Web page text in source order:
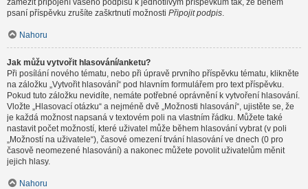
zamezit připojení vašeho podpisu k jednotlivým příspěvkům tak, že během
psaní příspěvku zrušíte zaškrtnutí možnosti Připojit podpis.
Nahoru
Jak můžu vytvořit hlasování/anketu?
Při posílání nového tématu, nebo při úpravě prvního příspěvku tématu, klikněte
na záložku „Vytvořit hlasování“ pod hlavním formulářem pro text příspěvku.
Pokud tuto záložku nevidíte, nemáte potřebné oprávnění k vytvoření hlasování.
Vložte „Hlasovací otázku“ a nejméně dvě „Možnosti hlasování“, ujistěte se, že
je každá možnost napsaná v textovém poli na vlastním řádku. Můžete také
nastavit počet možností, které uživatel může během hlasování vybrat (v poli
„Možností na uživatele“), časové omezení trvání hlasování ve dnech (0 pro
časově neomezené hlasování) a nakonec můžete povolit uživatelům měnit
jejich hlasy.
Nahoru